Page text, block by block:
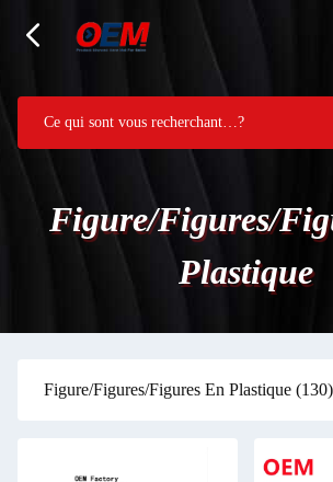
Figure/figures/
Plastique
Figure/figures/figures En Plastique (130)